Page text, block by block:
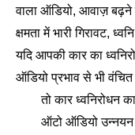
वाला ऑडियो, आवाज़
क्षमता में भारी गिरावट,
यदि आपकी कार का
ऑडियो प्रभाव से भी
तो कार ध्वनिरोधन का
ऑटो ऑडियो उन्नयन में